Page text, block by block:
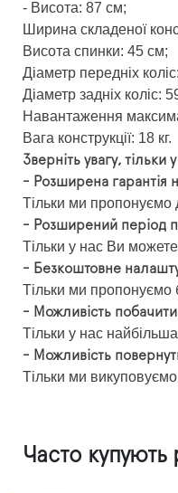
- Висота: 87 см;
Ширина складеної
Висота спинки: 45 см;
Діаметр передніх
Діаметр задніх коліс:
Навантаження
Вага конструкції: 18 кг.
Зверніть увагу, тільки
- Розширена гарантія
Тільки ми пропонуємо
- Розширений період
Тільки у нас Ви
- Безкоштовне
Тільки ми пропонуємо
- Можливість побачити
Тільки у нас
- Можливість
Тільки ми
Часто купують